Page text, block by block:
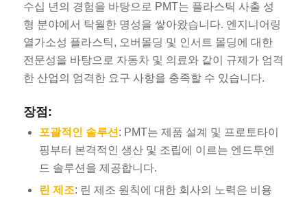
수십 년의 경험을 바탕으로 PMT는 플라스틱 사출 성
형 분야에서 탁월한 명성을 쌓아왔습니다. 엔지니어링
열가소성 플라스틱, 오버몰딩 및 인서트 몰딩에 대한
전문성을 바탕으로 자동차 및 의료와 같이 규제가 엄격
한 산업의 엄격한 요구 사항을 충족할 수 있습니다.
장점:
포괄적인 솔루션: PMT는 제품 설계 및 프로토타이
핑부터 본격적인 생산 및 조립에 이르는 엔드투엔
드 솔루션을 제공합니다.
린 제조: 린 제조 원칙에 대한 회사의 노력은 비용